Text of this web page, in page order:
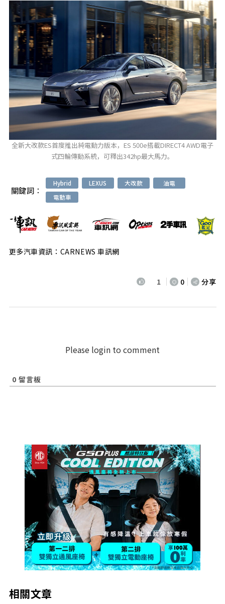
全新大改款ES首度推出純電動力版本，ES 500e搭載DIRECT4 AWD電子
式四輪傳動系統，可釋出342hp最大馬力。
關鍵詞：
Hybrid LEXUS 大改款
油電
電動車
更多汽車資訊：CARNEWS 車訊網
1 0 分享
Please login to comment
0 留言板
相關文章